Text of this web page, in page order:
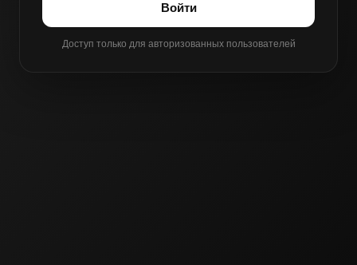
Войти
Доступ только для авторизованных пользователей